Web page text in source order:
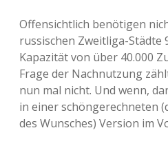
Offensichtlich benötigen
russischen Zweitliga-Städte
Kapazität von über 40.000
Frage der Nachnutzung
nun mal nicht. Und wenn,
in einer schöngerechneten
des Wunsches) Version im